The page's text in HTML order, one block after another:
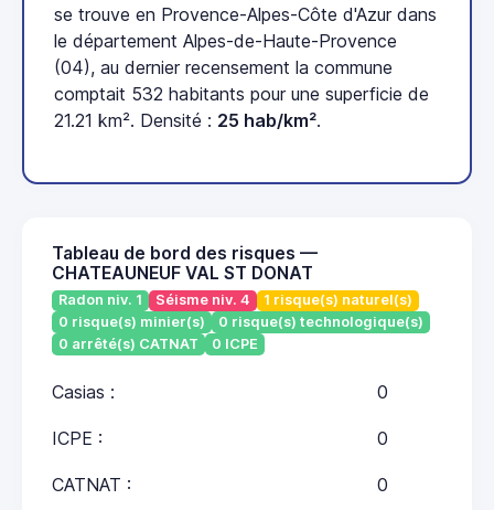
se trouve en Provence-Alpes-Côte d'Azur dans
le département Alpes-de-Haute-Provence
(04), au dernier recensement la commune
comptait 532 habitants pour une superficie de
21.21 km². Densité : 25 hab/km².
Tableau de bord des risques —
CHATEAUNEUF VAL ST DONAT
Radon niv. 1 Séisme niv. 4
1 risque(s) naturel(s)
0 risque(s) minier(s)
0 risque(s) technologique(s)
0 arrêté(s) CATNAT
0 ICPE
Casias : 0
ICPE : 0
CATNAT : 0